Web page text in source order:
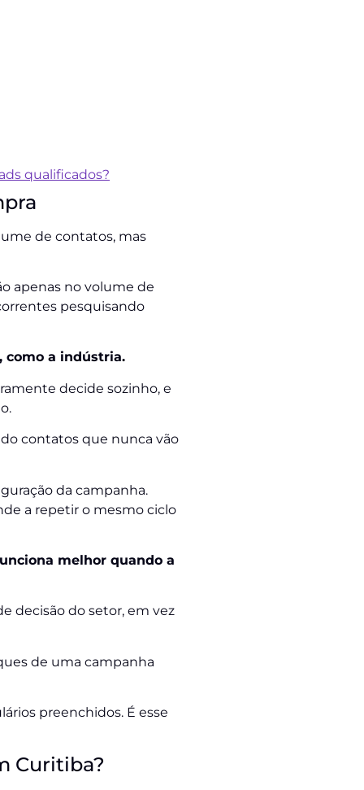
qualificados?
de contatos, mas
apenas no volume de
pesquisando
como a indústria.
decide sozinho, e
contatos que nunca vão
da campanha.
a repetir o mesmo ciclo
melhor quando a
decisão do setor, em vez
de uma campanha
preenchidos. É esse
Curitiba?